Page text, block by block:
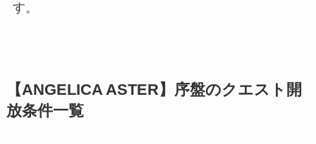
す。
【ANGELICA ASTER】序盤のクエスト開
放条件一覧